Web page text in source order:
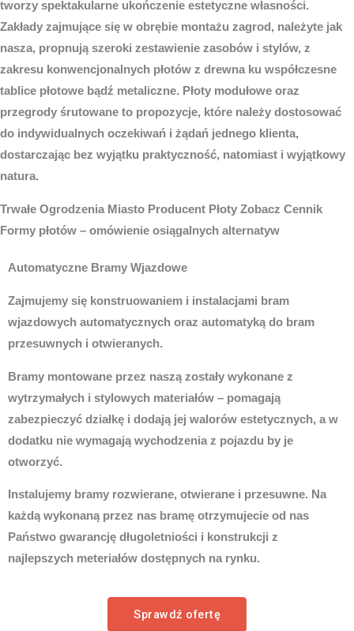
tworzy spektakularne ukończenie estetyczne własności.
Zakłady zajmujące się w obrębie montażu zagrod, należyte jak
nasza, propnują szeroki zestawienie zasobów i stylów, z
zakresu konwencjonalnych płotów z drewna ku współczesne
tablice płotowe bądź metaliczne. Płoty modułowe oraz
przegrody śrutowane to propozycje, które należy dostosować
do indywidualnych oczekiwań i żądań jednego klienta,
dostarczając bez wyjątku praktyczność, natomiast i wyjątkowy
natura.
Trwałe Ogrodzenia Miasto Producent Płoty Zobacz Cennik
Formy płotów – omówienie osiągalnych alternatyw
Automatyczne Bramy Wjazdowe
Zajmujemy się konstruowaniem i instalacjami bram
wjazdowych automatycznych oraz automatyką do bram
przesuwnych i otwieranych.
Bramy montowane przez naszą zostały wykonane z
wytrzymałych i stylowych materiałów – pomagają
zabezpieczyć działkę i dodają jej walorów estetycznych, a w
dodatku nie wymagają wychodzenia z pojazdu by je
otworzyć.
Instalujemy bramy rozwierane, otwierane i przesuwne. Na
każdą wykonaną przez nas bramę otrzymujecie od nas
Państwo gwarancję długoletniości i konstrukcji z
najlepszych meteriałów dostępnych na rynku.
Sprawdź ofertę